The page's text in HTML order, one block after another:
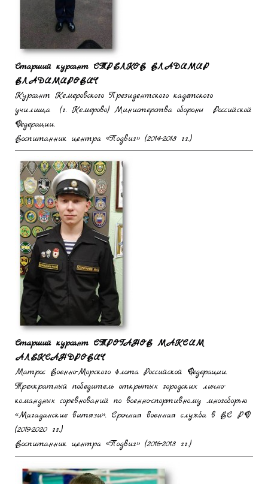
Старший курсант СТРЕЛКОВ ВЛАДИМИР
ВЛАДИМИРОВИЧ
Курсант Кемеровского Президентского кадетского
училища (г. Кемерово) Министерства обороны Российской
Федерации.
Воспитанник центра «Подвиг» (2014-2018 гг.)
Старший курсант СТРОГАНОВ МАКСИМ
АЛЕКСАНДРОВИЧ
Матрос Военно-Морского флота Российской Федерации.
Трехкратный победитель открытых городских лично-
командных соревнований по военно-спортивному многоборью
«Магаданские витязи». Срочная военная служба в ВС РФ
(2019-2020 гг.)
Воспитанник центра «Подвиг» (2016-2018 гг.)